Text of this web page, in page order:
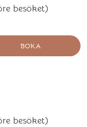
besöket)
BOKA
besöket)